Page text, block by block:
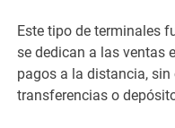
Este tipo de terminales
se dedican a las ventas
pagos a la distancia,
transferencias o